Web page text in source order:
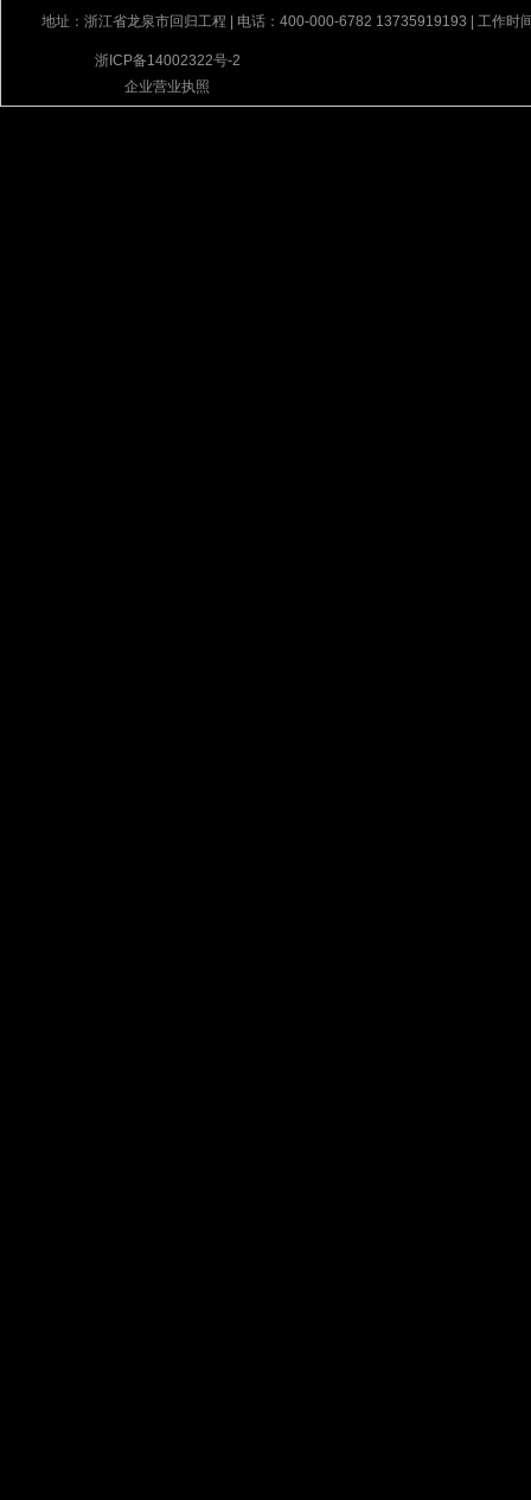
地址：浙江省龙泉市回归工程 | 电话：400-000-6782 13735919193 | 工作时
浙ICP备14002322号-2
企业营业执照